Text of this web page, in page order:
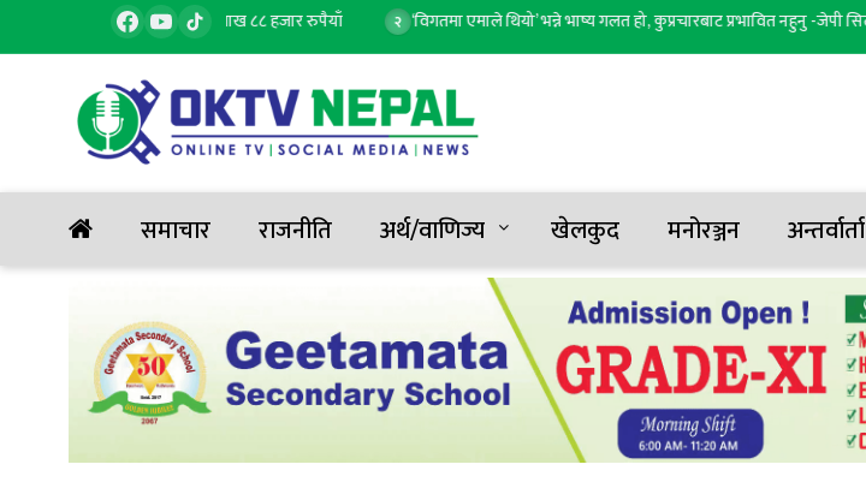
बढ्यो सुन, तोलाको दुई लाख ८८ हजार रुपैयाँ ‘विगतमा एमाले थियो’ भन्ने भाष्य गलत हो, कुप्रचारबाट प्रभावित नहुनु -जेपी सिलवाल
समाचार राजनीति अर्थ/वाणिज्य खेलकुद मनोरञ्जन अन्तर्वार्ता